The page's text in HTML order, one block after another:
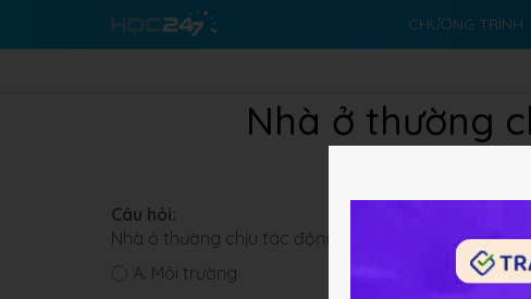
CHƯƠNG TRÌNH
Nhà ở thường
Câu hỏi:
Nhà ở thường chịu tác động trực tiếp của:
A. Môi trường